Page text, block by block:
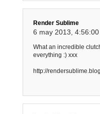
Render Sublime
6 may 2013, 4:56:00
What an incredible
everything :) xxx
http://